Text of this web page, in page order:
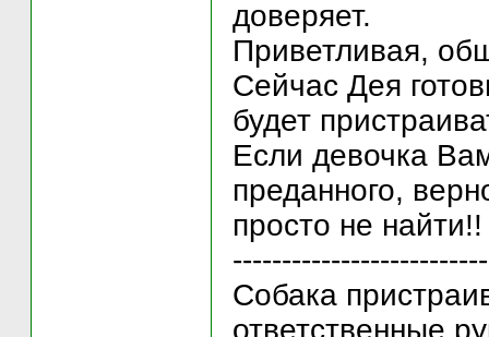
доверяет.
Приветливая,
Сейчас Дея
будет
Если девочка
преданного,
просто не найти!!
Собака
ответственные